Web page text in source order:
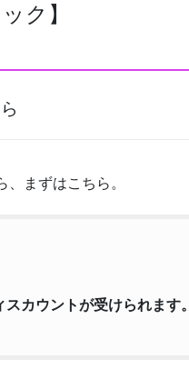
ク】
まずはこちら。
カウントが受けられます。